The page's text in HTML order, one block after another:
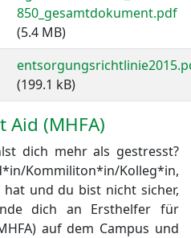
850_gesamtdokument.pdf
(5.4 MB)
(199.1 kB)
Aid (MHFA)
dich mehr als gestresst?
Kommiliton*in/Kolleg*in,
und du bist nicht sicher,
dich an Ersthelfer für
auf dem Campus und